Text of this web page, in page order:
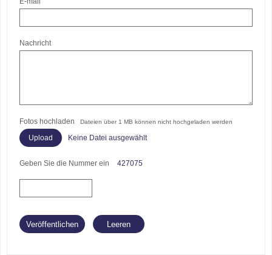
Nachricht
Fotos hochladen Dateien über 1 MB können nicht hochgeladen werden
Keine Datei ausgewählt
Geben Sie die Nummer ein 427075